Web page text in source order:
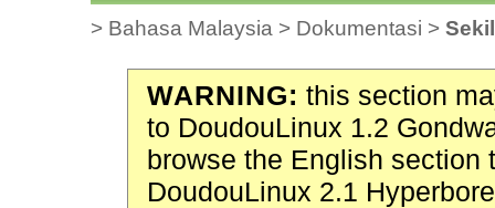
> Bahasa Malaysia > Dokumentasi >
WARNING: this section
to DoudouLinux 1.2
browse the English section
DoudouLinux 2.1